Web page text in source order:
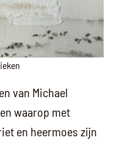
van Michael
waarop met
en heermoes zijn